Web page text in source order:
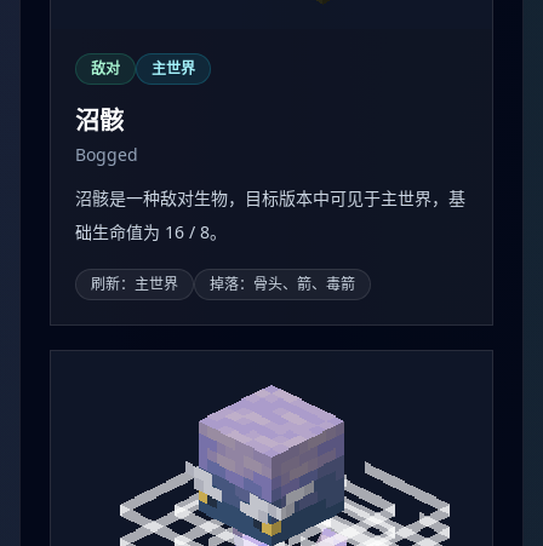
敌对 主世界
沼骸
Bogged
沼骸是一种敌对生物，目标版本中可见于主世界，基
础生命值为 16 / 8。
刷新：主世界 掉落：骨头、箭、毒箭